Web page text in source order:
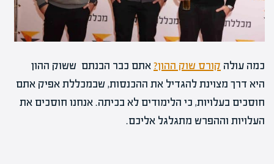
כמה עולה קורס שוק ההון?אתם כבר הבנתם ששוק ההון
היא דרך מצוינת להגדיל את ההכנסות, שבמכללת אפיק אתם
חוסכים בעלויות, כי הלימודים לא בכיתה. אנחנו חוסכים את
העלויות וההפרש מתגלגל אליכם.